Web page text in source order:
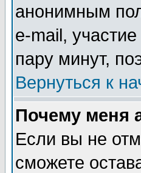
анонимным
e-mail,
пару минут,
Вернуться к
Почему меня
Если вы не
сможете